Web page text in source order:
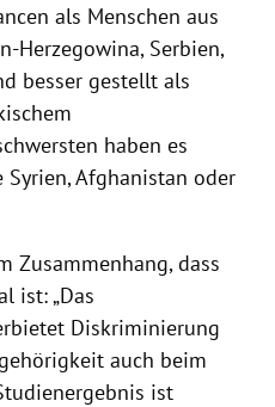
als Menschen aus
Herzegowina, Serbien,
besser gestellt als
haben es
Afghanistan oder
Zusammenhang, dass
ist: „Das
Diskriminierung
auch beim
ist